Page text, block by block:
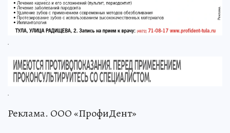
.
.
Реклама. ООО «ПрофиДент»